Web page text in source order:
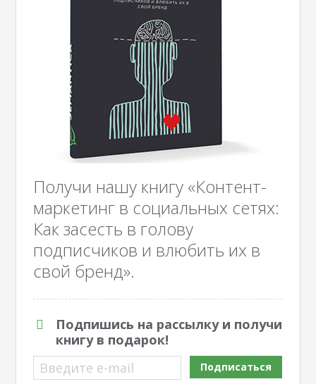
Получи нашу книгу «Контент-
маркетинг в социальных сетях:
Как засесть в голову
подписчиков и влюбить их в
свой бренд».
Подпишись на рассылку и получи
книгу в подарок!
Введите e-mail
Подписаться